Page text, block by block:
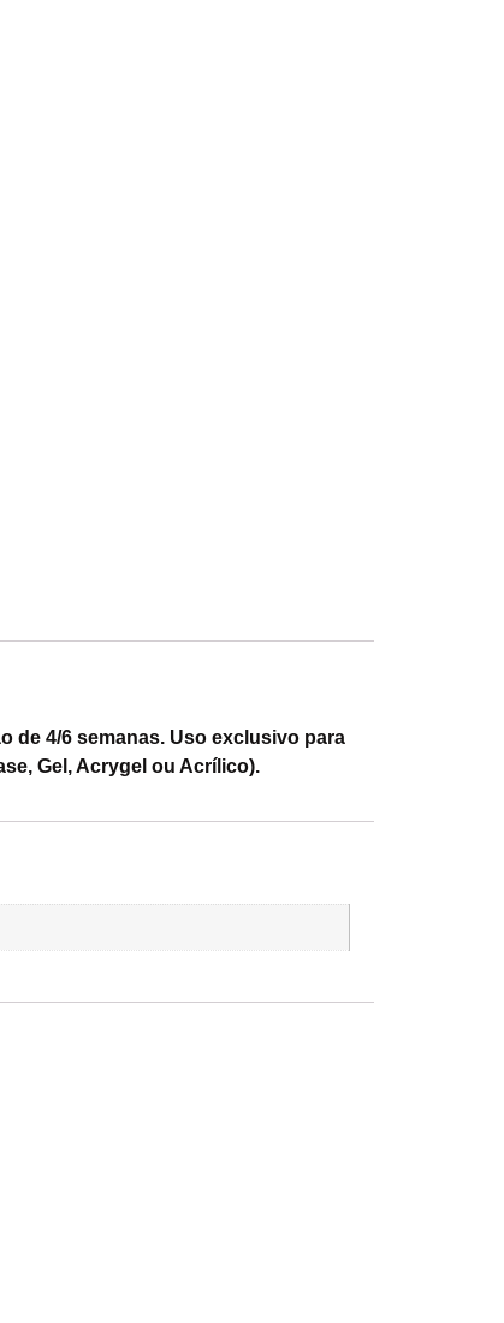
de 4/6 semanas. Uso exclusivo para
Gel, Acrygel ou Acrílico).